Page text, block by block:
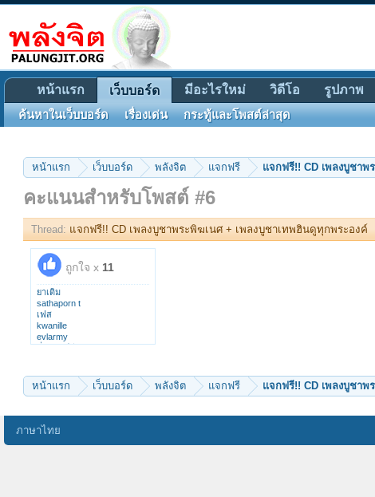
หน้าแรก เว็บบอร์ด พลังจิต แจกฟรี แจกฟรี!! CD เพลงบูชาพ
คะแนนสำหรับโพสต์ #6
Thread: แจกฟรี!! CD เพลงบูชาพระพิฆเนศ + เพลงบูชาเทพฮินดูทุกพระองค์
ถูกใจ x 11
ยาเดิม
sathaporn t
เฟส
kwanille
evlarmy
พี่ทิดศิษย์มีครู
ชลรัศมิ์
pipat236
หน้าแรก เว็บบอร์ด พลังจิต แจกฟรี แจกฟรี!! CD เพลงบูชาพ
หน้าแรก เว็บบอร์ด
ค้นหาในเว็บบอร์ด เรื่องเด่น กระทู้และโพสต์ล่าสุด
มีอะไรใหม่ วิดีโอ รูปภาพ
ภาษาไทย